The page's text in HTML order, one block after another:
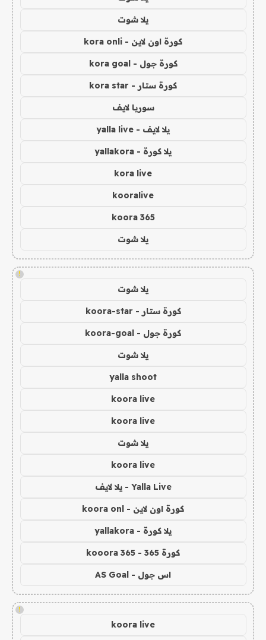
يلا شوت
كورة اون لاين - kora onli
كورة جول - kora goal
كورة ستار - kora star
سوريا لايف
يلا لايف - yalla live
يلا كورة - yallakora
kora live
kooralive
koora 365
يلا شوت
!
يلا شوت
كورة ستار - koora-star
كورة جول - koora-goal
يلا شوت
yalla shoot
koora live
koora live
يلا شوت
koora live
Yalla Live - يلا لايف
كورة اون لاين - koora onl
يلا كورة - yallakora
كورة 365 - kooora 365
اس جول - AS Goal
!
koora live